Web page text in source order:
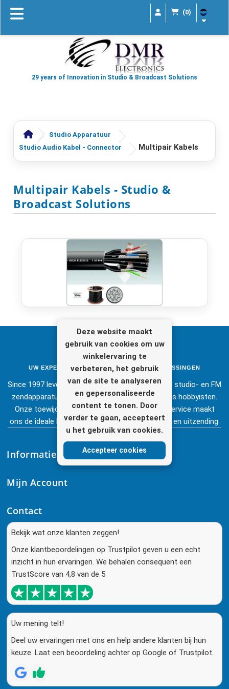
(0)
29 years of Innovation in Studio & Broadcast Solutions
Deze website maakt
gebruik van cookies om uw
winkelervaring te
verbeteren, het gebruik
van de site te analyseren
en gepersonaliseerde
content te tonen. Door
verder te gaan, accepteert
u het gebruik van cookies.
Accepteer cookies
Studio Apparatuur
Studio Audio Kabel - Connector
Multipair Kabels
Multipair Kabels - Studio &
Broadcast Solutions
UW EXPERT IN STUDIO- & BROADCASTOPLOSSINGEN
Since 1997 leveren wij hoogwaardige broadcast-, studio- en FM
zendapparatuur, voor zowel de professionals als hobbyisten.
Onze toewijding aan kwaliteit en uitstekende service maakt
ons de ideale keuze in de wereld van elektronica en uitzending.
Informatie
Mijn Account
Contact
Bekijk wat onze klanten zeggen!
Onze klantbeoordelingen op Trustpilot geven u een echt
inzicht in hun ervaringen. We behalen consequent een
TrustScore van 4,8 van de 5
Uw mening telt!
Deel uw ervaringen met ons en help andere klanten bij hun
keuze. Laat een beoordeling achter op Google of Trustpilot.